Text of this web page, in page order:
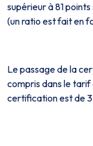
supérieur à 81
(un ratio est fait en
Le passage de la
compris dans le
certification est de